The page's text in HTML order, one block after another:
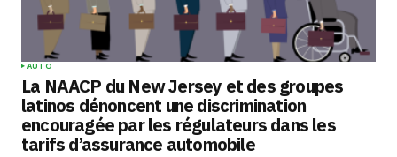
AUTO
La NAACP du New Jersey et des groupes
latinos dénoncent une discrimination
encouragée par les régulateurs dans les
tarifs d’assurance automobile